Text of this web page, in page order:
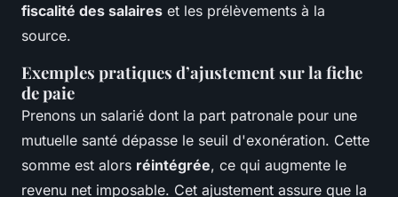
fiscalité des salaires et les prélèvements à la
source.
Exemples pratiques d’ajustement sur la fiche
de paie
Prenons un salarié dont la part patronale pour une
mutuelle santé dépasse le seuil d'exonération. Cette
somme est alors réintégrée, ce qui augmente le
revenu net imposable. Cet ajustement assure que la